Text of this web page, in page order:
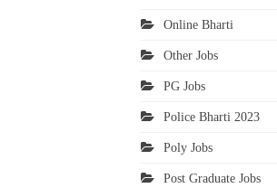
Online Bharti
Other Jobs
PG Jobs
Police Bharti 2023
Poly Jobs
Post Graduate Jobs